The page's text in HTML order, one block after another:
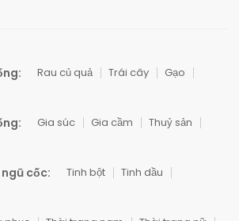
Rau củ quả Trái cây
Gạo
Gia súc Gia cầm
Thuỷ sản
cốc: Tinh bột
Tinh dầu